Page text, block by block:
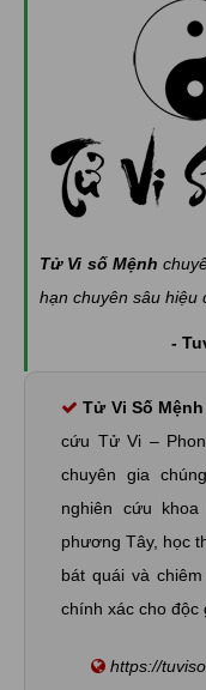
Tử Vi số Mệnh
hạn chuyên sâu hiệu
-
Tử Vi Số Mệnh
cứu Tử Vi –
chuyên gia
nghiên cứu
phương Tây, học
bát quái và
chính xác cho độc
https://